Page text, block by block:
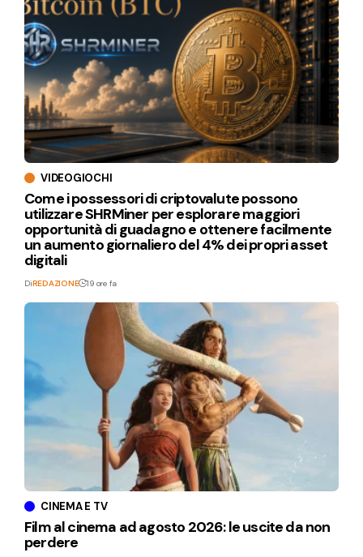
VIDEOGIOCHI
Come i possessori di criptovalute possono
utilizzare SHRMiner per esplorare maggiori
opportunità di guadagno e ottenere facilmente
un aumento giornaliero del 4% dei propri asset
digitali
DiREDAZIONE 19 ore fa
CINEMA E TV
Film al cinema ad agosto 2026: le uscite da non
perdere